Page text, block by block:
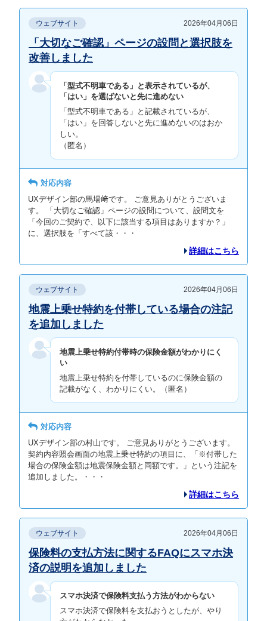
ウェブサイト 2026年04月06日
「大切なご確認」ページの設問と選択肢を
改善しました
「型式不明車である」と表示されているが、
「はい」を選ばないと先に進めない
「型式不明車である」と記載されているが、
「はい」を回答しないと先に進めないのはおか
しい。
（匿名）
対応内容
UXデザイン部の馬場﨑です。 ご意見ありがとうございま
す。 「大切なご確認」ページの設問について、設問文を
「今回のご契約で、以下に該当する項目はありますか？」
に、選択肢を「すべて該・・・
詳細はこちら
ウェブサイト 2026年04月06日
地震上乗せ特約を付帯している場合の注記
を追加しました
地震上乗せ特約付帯時の保険金額がわかりにく
い
地震上乗せ特約を付帯しているのに保険金額の
記載がなく、わかりにくい。（匿名）
対応内容
UXデザイン部の村山です。 ご意見ありがとうございます。
契約内容照会画面の地震上乗せ特約の項目に、「※付帯した
場合の保険金額は地震保険金額と同額です。」という注記を
追加しました。・・・
詳細はこちら
ウェブサイト 2026年04月06日
保険料の支払方法に関するFAQにスマホ決
済の説明を追加しました
スマホ決済で保険料支払う方法がわからない
スマホ決済で保険料を支払おうとしたが、やり